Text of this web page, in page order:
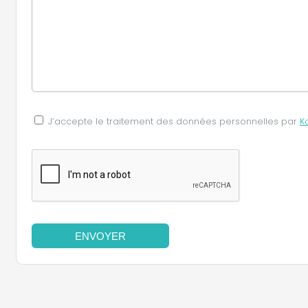
J’accepte le traitement des données personnelles par
ENVOYER